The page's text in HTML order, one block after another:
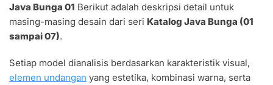
Java Bunga 01 Berikut adalah deskripsi detail untuk
masing-masing desain dari seri Katalog Java Bunga (01
sampai 07).
Setiap model dianalisis berdasarkan karakteristik visual,
elemen undangan yang estetika, kombinasi warna, serta